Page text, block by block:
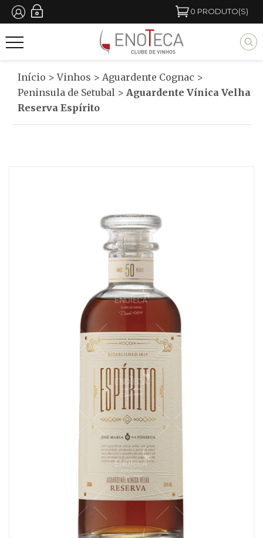
principal
0 PRODUTO(S)
M
Início >Vinhos > Aguardente Cognac >
Peninsula de Setubal > Aguardente Vínica Velha
Reserva Espírito